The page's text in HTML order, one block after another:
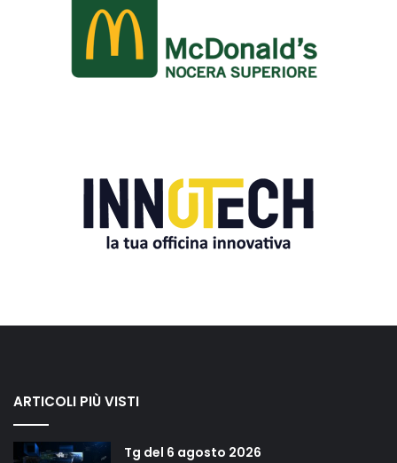
ARTICOLI PIÙ VISTI
Tg del 6 agosto 2026